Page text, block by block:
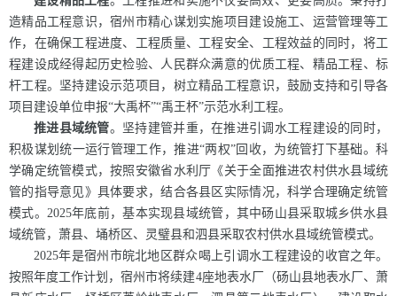
造精品工程意识，宿州市精心谋划实施项目建设施工、运营管理等工
作，在确保工程进度、工程质量、工程安全、工程效益的同时，将工
程建设成经得起历史检验、人民群众满意的优质工程、精品工程、标
杆工程。坚持建设示范项目，树立精品工程意识，鼓励支持和引导各
项目建设单位申报“大禹杯”“禹王杯”示范水利工程。
推进县域统管。坚持建管并重，在推进引调水工程建设的同时，
积极谋划统一运行管理工作，推进“两权”回收，为统管打下基础。科
学确定统管模式，按照安徽省水利厅《关于全面推进农村供水县域统
管的指导意见》具体要求，结合各县区实际情况，科学合理确定统管
模式。2025年底前，基本实现县域统管，其中砀山县采取城乡供水县
域统管，萧县、埇桥区、灵璧县和泗县采取农村供水县域统管模式。
2025年是宿州市皖北地区群众喝上引调水工程建设的收官之年。
按照年度工作计划，宿州市将续建4座地表水厂（砀山县地表水厂、萧